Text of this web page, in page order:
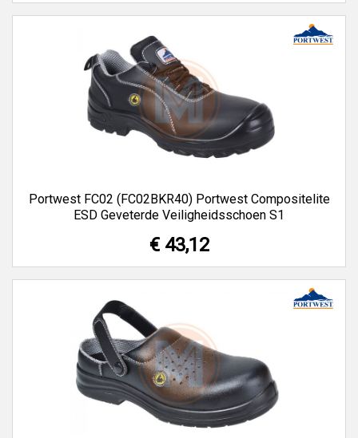
Portwest FC02 (FC02BKR40) Portwest Compositelite
ESD Geveterde Veiligheidsschoen S1
€ 43,12